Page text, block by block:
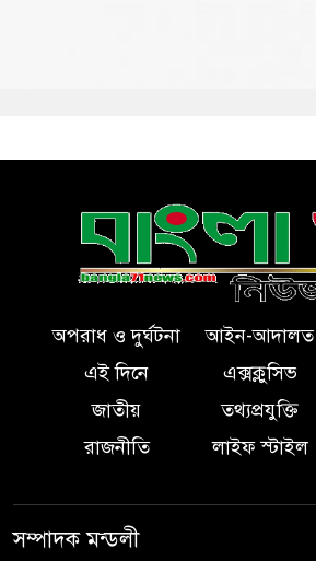
অপরাধ ও দুর্ঘটনা আইন-আদালত
এই দিনে
এক্সক্লুসিভ
জাতীয়
তথ্যপ্রযুক্তি
রাজনীতি
লাইফ স্টাইল
সম্পাদক মন্ডলী